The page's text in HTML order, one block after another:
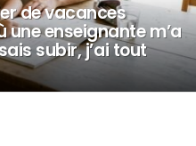
de vacances
enseignante m’a
subir, j’ai tout